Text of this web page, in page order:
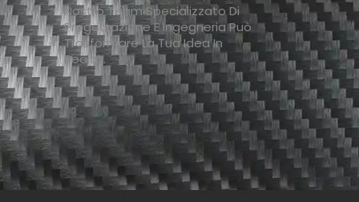
Nostro Team Specializzato Di
Progettazione E Ingegneria Può
Trasformare La Tua Idea In
Realtà.